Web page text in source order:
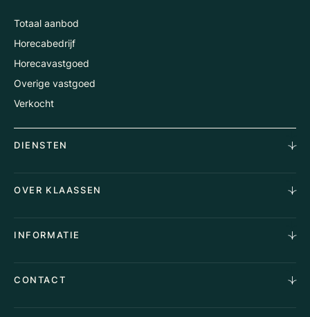
Totaal aanbod
Horecabedrijf
Horecavastgoed
Overige vastgoed
Verkocht
DIENSTEN
Aankoopopdracht
Stille verkoop
Taxaties
Advies
OVER KLAASSEN
Waarom Klaassen
Vacatures
Algemene voorwaarden
INFORMATIE
Vergunningen
CONTACT